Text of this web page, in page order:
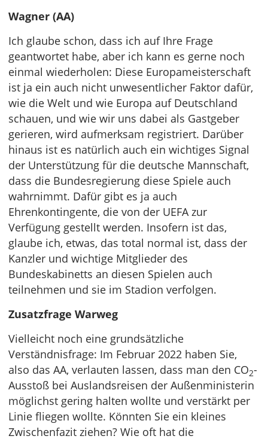
Wagner (AA)
Ich glaube schon, dass ich auf Ihre Frage
geantwortet habe, aber ich kann es gerne noch
einmal wiederholen: Diese Europameisterschaft
ist ja ein auch nicht unwesentlicher Faktor dafür,
wie die Welt und wie Europa auf Deutschland
schauen, und wie wir uns dabei als Gastgeber
gerieren, wird aufmerksam registriert. Darüber
hinaus ist es natürlich auch ein wichtiges Signal
der Unterstützung für die deutsche Mannschaft,
dass die Bundesregierung diese Spiele auch
wahrnimmt. Dafür gibt es ja auch
Ehrenkontingente, die von der UEFA zur
Verfügung gestellt werden. Insofern ist das,
glaube ich, etwas, das total normal ist, dass der
Kanzler und wichtige Mitglieder des
Bundeskabinetts an diesen Spielen auch
teilnehmen und sie im Stadion verfolgen.
Zusatzfrage Warweg
Vielleicht noch eine grundsätzliche
Verständnisfrage: Im Februar 2022 haben Sie,
also das AA, verlauten lassen, dass man den CO2-
Ausstoß bei Auslandsreisen der Außenministerin
möglichst gering halten wollte und verstärkt per
Linie fliegen wollte. Könnten Sie ein kleines
Zwischenfazit ziehen? Wie oft hat die